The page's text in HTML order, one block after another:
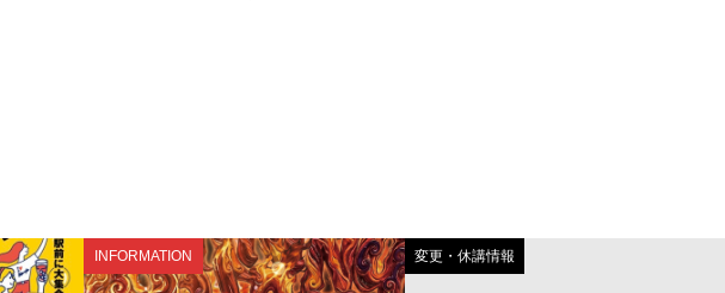
INFORMATION 変更・休講情報